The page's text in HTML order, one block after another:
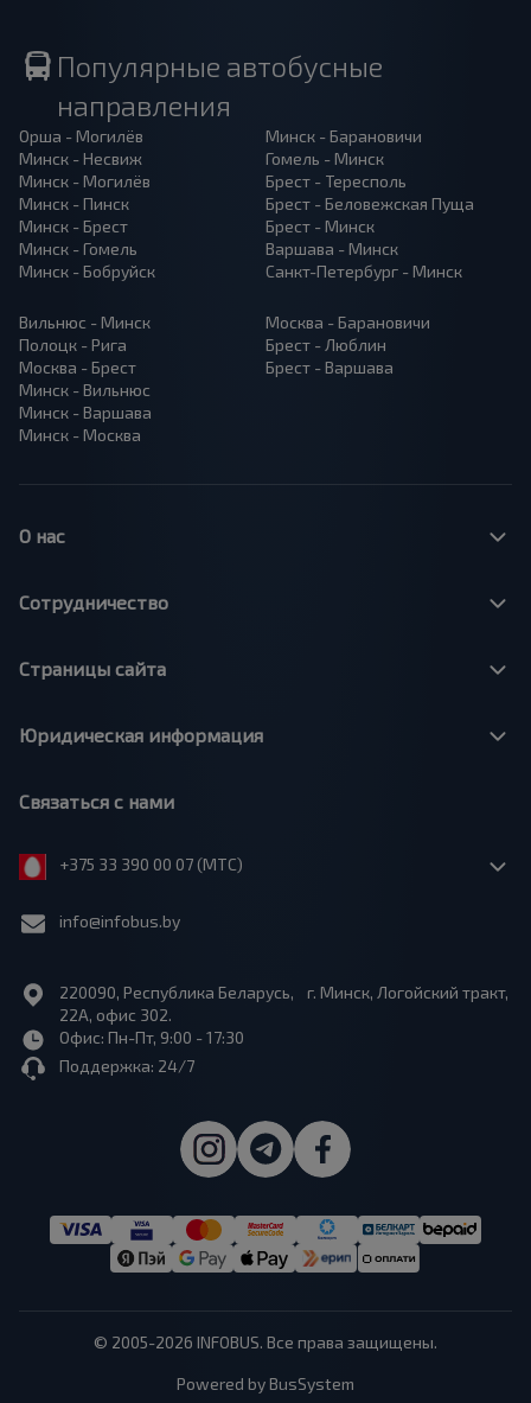
Популярные автобусные
направления
Орша - Могилёв
Минск - Несвиж
Минск - Могилёв
Минск - Пинск
Минск - Брест
Минск - Гомель
Минск - Бобруйск
Минск - Барановичи
Гомель - Минск
Брест - Тересполь
Брест - Беловежская Пуща
Брест - Минск
Варшава - Минск
Санкт-Петербург - Минск
Вильнюс - Минск
Полоцк - Рига
Москва - Брест
Минск - Вильнюс
Минск - Варшава
Минск - Москва
Москва - Барановичи
Брест - Люблин
Брест - Варшава
О нас
Сотрудничество
Страницы сайта
Юридическая информация
Связаться с нами
+375 33 390 00 07 (МТС)
info@infobus.by
220090, Республика Беларусь, г. Минск, Логойский тракт,
22А, офис 302.
Офис: Пн-Пт, 9:00 - 17:30
Поддержка: 24/7
© 2005-2026 INFOBUS. Все права защищены.
Powered by BusSystem